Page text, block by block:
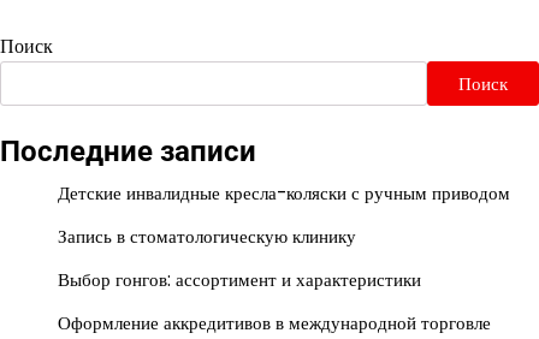
Поиск
Поиск
Последние записи
Детские инвалидные кресла-коляски с ручным приводом
Запись в стоматологическую клинику
Выбор гонгов: ассортимент и характеристики
Оформление аккредитивов в международной торговле